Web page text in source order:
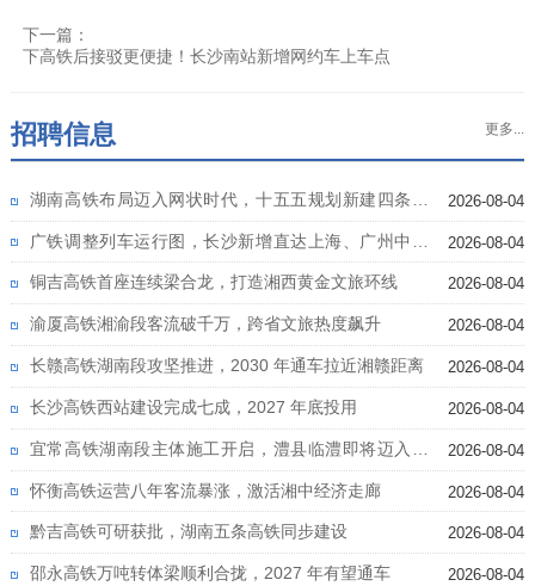
下一篇：
下高铁后接驳更便捷！长沙南站新增网约车上车点
更多...
招聘信息
湖南高铁布局迈入网状时代，十五五规划新建四条高
铁
2026-08-04
广铁调整列车运行图，长沙新增直达上海、广州中心
城区高铁
2026-08-04
铜吉高铁首座连续梁合龙，打造湘西黄金文旅环线 2026-08-04
渝厦高铁湘渝段客流破千万，跨省文旅热度飙升 2026-08-04
长赣高铁湖南段攻坚推进，2030 年通车拉近湘赣距离 2026-08-04
长沙高铁西站建设完成七成，2027 年底投用 2026-08-04
宜常高铁湖南段主体施工开启，澧县临澧即将迈入高
铁时代
2026-08-04
怀衡高铁运营八年客流暴涨，激活湘中经济走廊 2026-08-04
黔吉高铁可研获批，湖南五条高铁同步建设 2026-08-04
邵永高铁万吨转体梁顺利合拢，2027 年有望通车 2026-08-04